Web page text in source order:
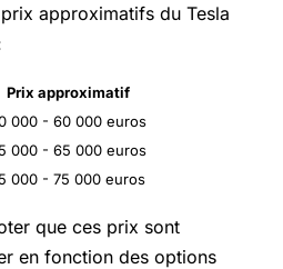
approximatifs du Tesla
Prix approximatif
000 - 60 000 euros
000 - 65 000 euros
000 - 75 000 euros
que ces prix sont
en fonction des options